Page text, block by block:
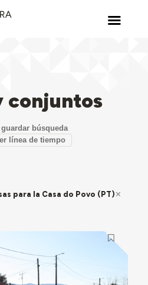
conjuntos
guardar búsqueda
línea de tiempo
para la Casa do Povo (PT)